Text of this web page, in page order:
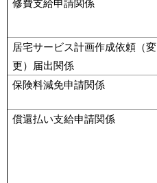
修費支給申請関係
居宅サービス計画作成依頼（変
更）届出関係
保険料減免申請関係
償還払い支給申請関係